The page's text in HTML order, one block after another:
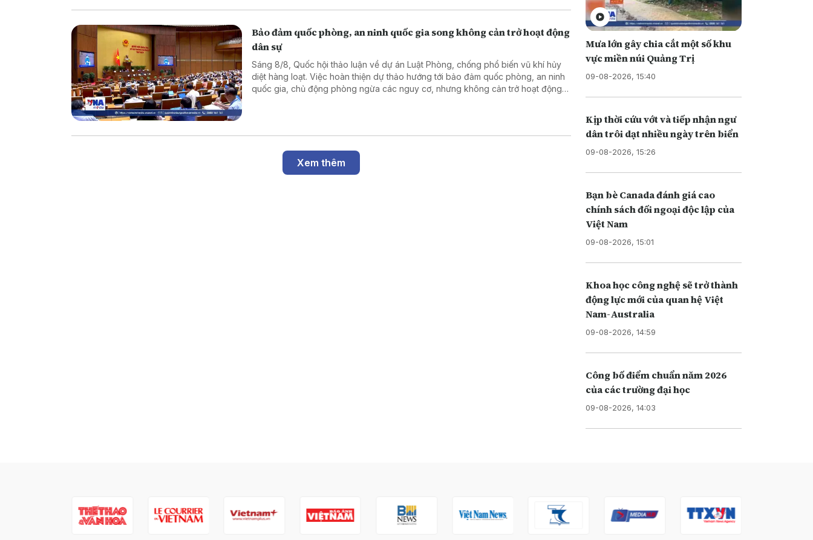
Bảo đảm quốc phòng, an ninh quốc gia song không cản trở hoạt động
dân sự
Sáng 8/8, Quốc hội thảo luận về dự án Luật Phòng, chống phổ biến vũ khí hủy
diệt hàng loạt. Việc hoàn thiện dự thảo hướng tới bảo đảm quốc phòng, an ninh
quốc gia, chủ động phòng ngừa các nguy cơ, nhưng không cản trở hoạt động
Xem thêm
Mưa lớn gây chia cắt một số khu
vực miền núi Quảng Trị
09-08-2026, 15:40
Kịp thời cứu vớt và tiếp nhận ngư
dân trôi dạt nhiều ngày trên biển
09-08-2026, 15:26
Bạn bè Canada đánh giá cao
chính sách đối ngoại độc lập của
Việt Nam
09-08-2026, 15:01
Khoa học công nghệ sẽ trở thành
động lực mới của quan hệ Việt
Nam-Australia
09-08-2026, 14:59
Công bố điểm chuẩn năm 2026
của các trường đại học
09-08-2026, 14:03